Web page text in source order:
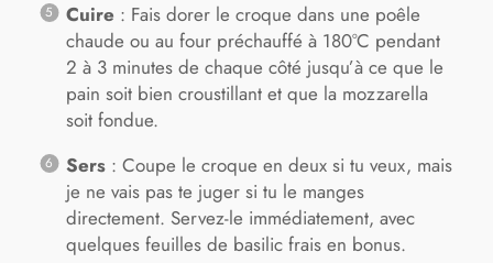
Cuire : Fais dorer le croque dans une poêle
chaude ou au four préchauffé à 180°C pendant
2 à 3 minutes de chaque côté jusqu’à ce que le
pain soit bien croustillant et que la mozzarella
soit fondue.
Sers: Coupe le croque en deux si tu veux, mais
je ne vais pas te juger si tu le manges
directement. Servez-le immédiatement, avec
quelques feuilles de basilic frais en bonus.